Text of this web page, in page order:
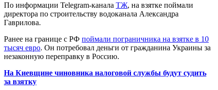
По информации Telegram-канала ТЖ, на взятке поймали
директора по строительству водоканала Александра
Гаврилова.
Ранее на границе с РФ поймали пограничника на взятке в 10
тысяч евро. Он потребовал деньги от гражданина Украины за
незаконную переправку в Россию.
На Киевщине чиновника налоговой службы будут судить
за взятку